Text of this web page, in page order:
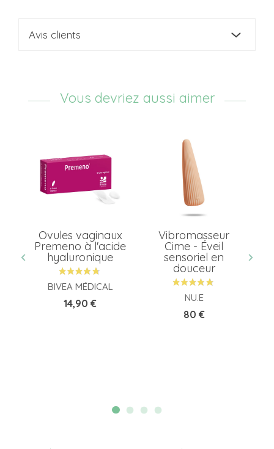
Avis clients
Vous devriez aussi aimer
Ovules vaginaux
Premeno à l'acide
hyaluronique
BIVEA MÉDICAL
Prix
14,90 €
Vibromasseur
Cime - Éveil
sensoriel en
douceur
NU.E
Prix
80 €